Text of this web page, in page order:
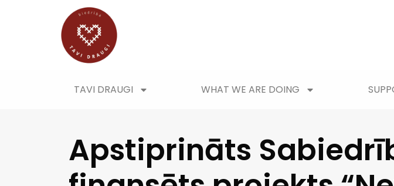
TAVI DRAUGI WHAT WE ARE DOING
Apstiprināts